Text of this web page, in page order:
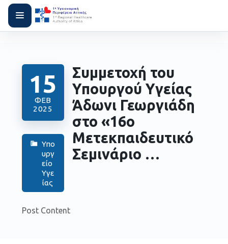
15
ΦΕΒ
2025
Υπο
υργ
είο
Υγε
ίας
Συμμετοχή του
Υπουργού Υγείας
Άδωνι Γεωργιάδη
στο «16ο
Μετεκπαιδευτικό
Σεμινάριο …
Post Content